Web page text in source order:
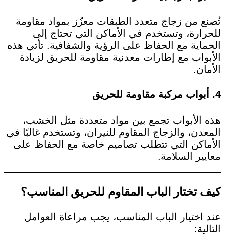
تُصنع من زجاج متعدد الطبقات معزّز بمواد مقاومة
للحرارة، وتستخدم في الأماكن التي تحتاج إلى
الحماية مع الحفاظ على الرؤية والشفافية. تأتي هذه
الأبواب مع إطارات معدنية مقاومة للحريق لزيادة
الأمان.
4. أبواب مركبة مقاومة للحريق
هذه الأبواب تجمع بين مواد متعددة مثل الخشب،
المعدن، والزجاج المقاوم للنيران، وتستخدم غالبًا في
الأماكن التي تتطلب تصاميم خاصة مع الحفاظ على
معايير السلامة.
كيف تختار الباب المقاوم للحريق المناسب؟
عند اختيار الباب المناسب، يجب مراعاة العوامل
التالية: